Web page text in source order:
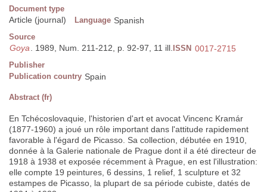
Document type
Article (journal) Language Spanish
Source
Goya. 1989, Num. 211-212, p. 92-97, 11 ill. ISSN 0017-2715
Publisher
Publication country Spain
Abstract (fr)
En Tchécoslovaquie, l'historien d'art et avocat Vincenc Kramár
(1877-1960) a joué un rôle important dans l'attitude rapidement
favorable à l'égard de Picasso. Sa collection, débutée en 1910,
donnée à la Galerie nationale de Prague dont il a été directeur de
1918 à 1938 et exposée récemment à Prague, en est l'illustration:
elle compte 19 peintures, 6 dessins, 1 relief, 1 sculpture et 32
estampes de Picasso, la plupart de sa période cubiste, datés de